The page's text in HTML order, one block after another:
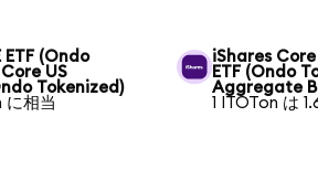
ETF (Ondo
US
Tokenized)
に相当
iShares
ETF (Ondo
Aggregate
1 ITOTon は